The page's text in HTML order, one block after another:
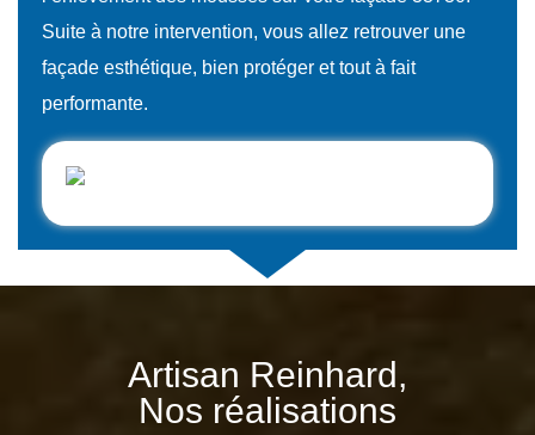
Suite à notre intervention, vous allez retrouver une
façade esthétique, bien protéger et tout à fait
performante.
Artisan Reinhard,
Nos réalisations